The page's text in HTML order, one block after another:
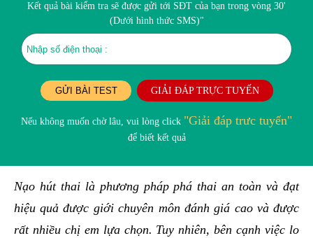
Kết quả bài kiểm tra sẽ được gửi tới SĐT của bạn trong vòng 30'
(Dưới hình thức SMS)"
GỬI BÀI TEST GIẢI ĐÁP TRỰC TUYẾN
Nếu không muốn chờ lâu, vui lòng click "Giải đáp trưc tuyến"
để biết kết quả
Nạo hút thai là phương pháp phá thai an toàn và đạt
hiệu quả được giới chuyên môn đánh giá cao và được
rất nhiều chị em lựa chọn. Tuy nhiên, bên cạnh việc lo